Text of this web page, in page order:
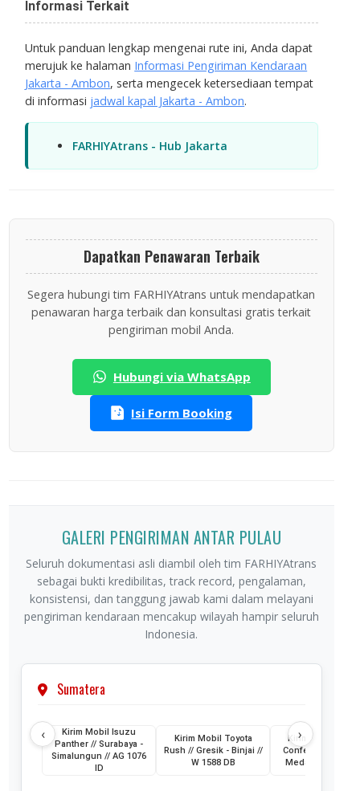
Informasi Terkait
Untuk panduan lengkap mengenai rute ini, Anda dapat
merujuk ke halaman Informasi Pengiriman Kendaraan
Jakarta - Ambon, serta mengecek ketersediaan tempat
di informasi jadwal kapal Jakarta - Ambon.
FARHIYAtrans - Hub Jakarta
Dapatkan Penawaran Terbaik
Segera hubungi tim FARHIYAtrans untuk mendapatkan
penawaran harga terbaik dan konsultasi gratis terkait
pengiriman mobil Anda.
Hubungi via WhatsApp
Isi Form Booking
GALERI PENGIRIMAN ANTAR PULAU
Seluruh dokumentasi asli diambil oleh tim FARHIYAtrans
sebagai bukti kredibilitas, track record, pengalaman,
konsistensi, dan tanggung jawab kami dalam melayani
pengiriman kendaraan mencakup wilayah hampir seluruh
Indonesia.
Sumatera
‹
Kirim Mobil Isuzu
Panther // Surabaya -
Simalungun // AG 1076
ID
Kirim Mobil Toyota
Rush // Gresik - Binjai //
W 1588 DB
Kirim Mobil
Confero //
Medan // L 1202
›